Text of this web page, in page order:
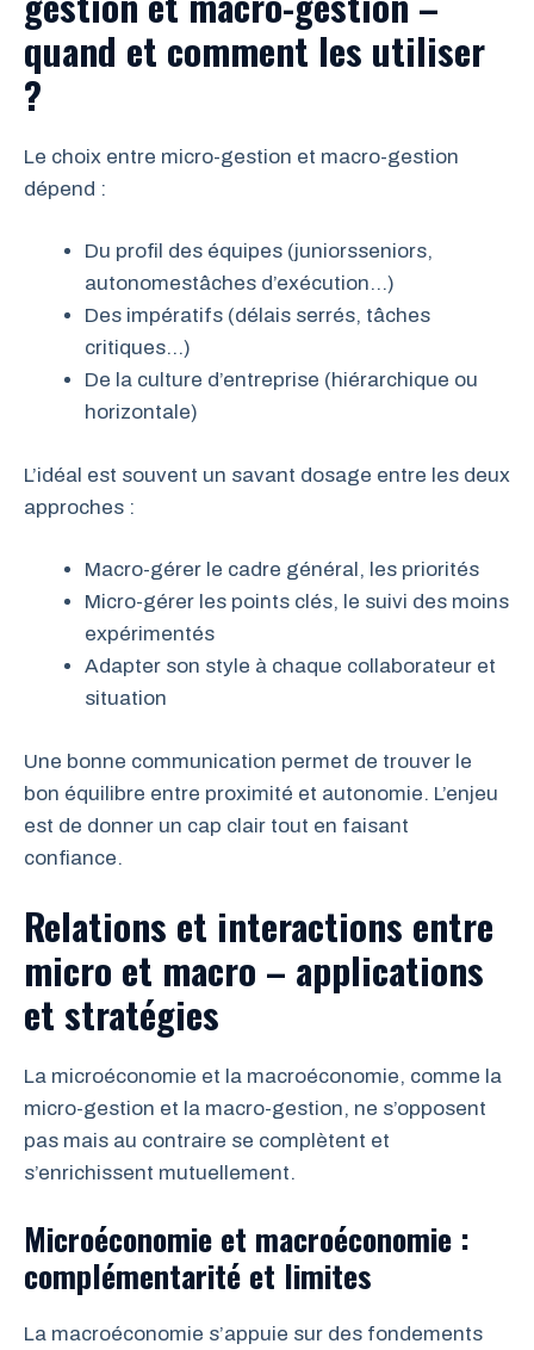
quand et comment les utiliser
?
Le choix entre micro-gestion et macro-gestion
dépend :
Du profil des équipes (juniorsseniors,
autonomestâches d’exécution…)
Des impératifs (délais serrés, tâches
critiques…)
De la culture d’entreprise (hiérarchique ou
horizontale)
L’idéal est souvent un savant dosage entre les deux
approches :
Macro-gérer le cadre général, les priorités
Micro-gérer les points clés, le suivi des moins
expérimentés
Adapter son style à chaque collaborateur et
situation
Une bonne communication permet de trouver le
bon équilibre entre proximité et autonomie. L’enjeu
est de donner un cap clair tout en faisant
confiance.
Relations et interactions entre
micro et macro – applications
et stratégies
La microéconomie et la macroéconomie, comme la
micro-gestion et la macro-gestion, ne s’opposent
pas mais au contraire se complètent et
s’enrichissent mutuellement.
Microéconomie et macroéconomie :
complémentarité et limites
La macroéconomie s’appuie sur des fondements